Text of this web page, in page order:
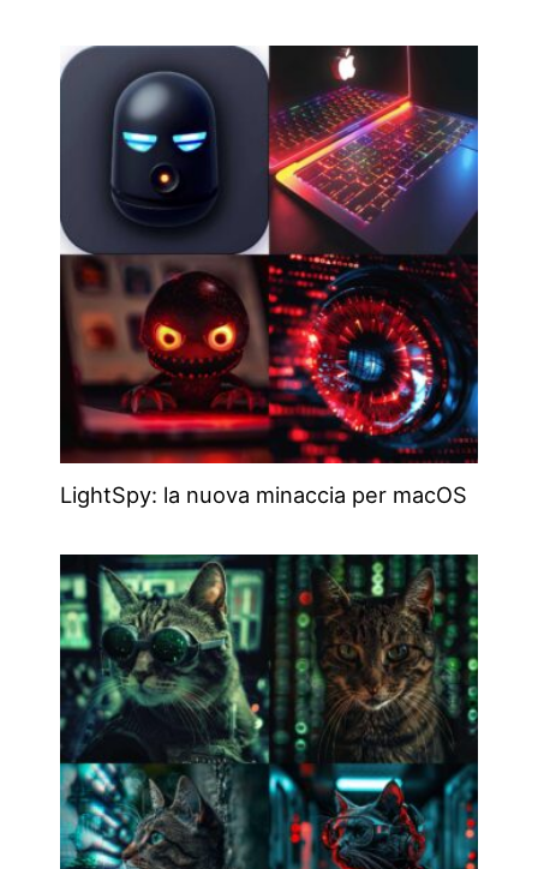
LightSpy: la nuova minaccia per macOS